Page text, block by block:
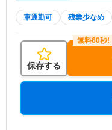
車通勤可 残業少なめ
保存する